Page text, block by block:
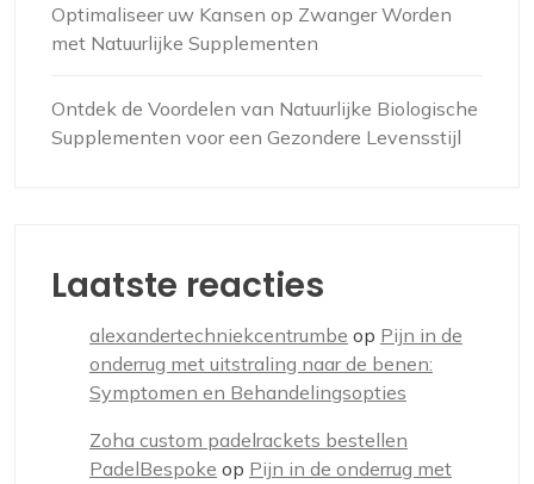
Optimaliseer uw Kansen op Zwanger Worden
met Natuurlijke Supplementen
Ontdek de Voordelen van Natuurlijke Biologische
Supplementen voor een Gezondere Levensstijl
Laatste reacties
alexandertechniekcentrumbe op Pijn in de
onderrug met uitstraling naar de benen:
Symptomen en Behandelingsopties
Zoha custom padelrackets bestellen
PadelBespoke op Pijn in de onderrug met